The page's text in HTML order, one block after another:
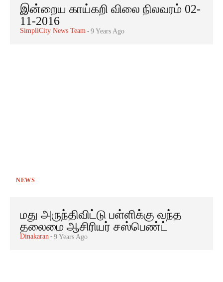
இன்றைய காய்கறி விலை நிலவரம் 02-
11-2016
SimpliCity News Team - 9 Years Ago
NEWS
மது அருந்திவிட்டு பள்ளிக்கு வந்த
தலைமை ஆசிரியர் சஸ்பெண்ட்
Dinakaran - 9 Years Ago